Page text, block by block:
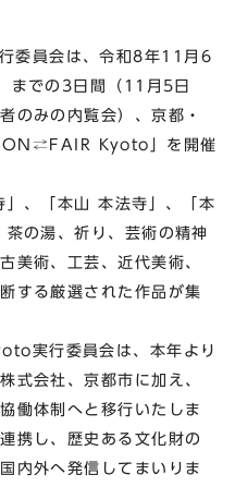
員会は、令和8年11⽉6
までの3日間（11⽉5⽇
のみの内覧会）、京都・
Kyoto」を開催
、「本山 本法寺」、「本
の湯、祈り、芸術の精神
美術、工芸、近代美術、
する厳選された作品が集
実行委員会は、本年より
式会社、京都市に加え、
働体制へと移行いたしま
携し、歴史ある文化財の
内外へ発信してまいりま